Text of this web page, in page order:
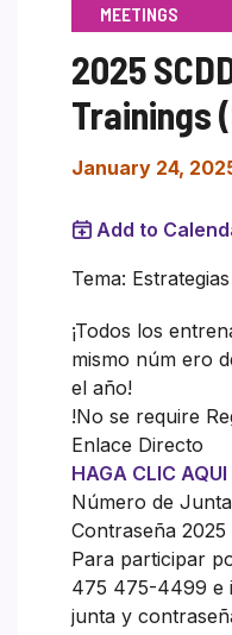
MEETINGS
2025
Trainings
January 24,
Add to
Tema:
¡Todos los
mismo núm ero
el año!
!No se require
Enlace Directo
HAGA CLIC AQUI
Número de Junta
Contraseña 2025
Para participar
475 475-4499 e
junta y